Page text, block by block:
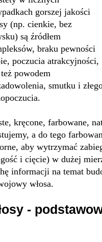
gorszej jakości
(np. cienkie, bez
są źródłem
braku pewności
poczucia atrakcyjności,
powodem
smutku i
kręcone, farbowane,
a do tego
aby wytrzymać
i cięcie) w dużej
informacji na temat
włosa.
-